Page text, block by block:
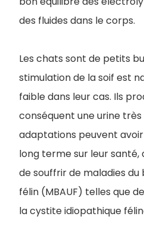
des fluides dans le corps.
Les chats sont de petits
stimulation de la soif est
faible dans leur cas. Ils
conséquent une urine
adaptations peuvent
long terme sur leur santé,
de souffrir de maladies
félin (MBAUF) telles que
la cystite idiopathique